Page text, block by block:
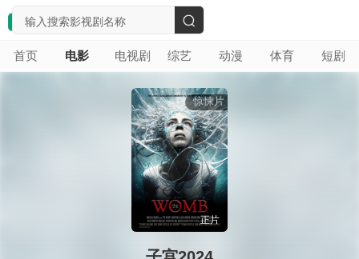
首页 电影 电视剧 综艺 动漫 体育 短剧
搜
索
惊悚片
正片